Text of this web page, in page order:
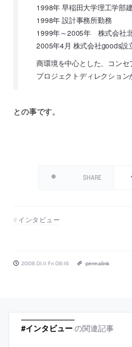
1998年 早稲田大学理工学部
1998年 設計事務所勤務
1999年～2005年 株式会社
2005年4月 株式会社goods設
商環境を中心とした、コンセ
プロジェクトディレクション
との事です。
SHARE
インタビュー
2008.01.11 Fri 08:16 permalink
#インタビューの関連記事